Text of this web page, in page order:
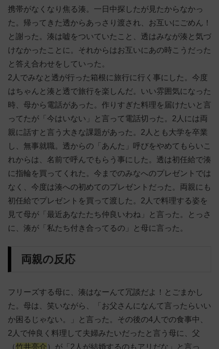
携帯がなくなり焦る湊。一日中探したが見たからなかっ
た。帰ってきた透からあっさり渡され、お互いにごめん！
と謝った。湊は嘘をついていたこと、透はみなが湊と気づ
けなかったことに。それからはお互いにあの時こうだった
と答え合わせをしていった。
2人でみなと透が行った箱根に旅行に行く事にした。今度
はちゃんと湊と透で旅行を楽しんだ。いい雰囲気になった
時、母から電話があった。作りすぎた料理を届けたいと言
ってたが「今はいない」と言って電話切った。2人には両
親に話すと言う大きな課題があった。2人とも大学を卒業
し、無事就職。透からの「あんた」呼びをやめてもらいこ
れからは、名前で呼んでもらう事にした。透は初任給で湊
に指輪を買ってくれた。今までのみなへのプレゼントでは
なく、今度は湊への初めてのプレゼントだった。両親にも
初任給でプレゼントを買って渡した。2人で料理する姿を
見て母が「最近あなたたち仲良いわね」と言った。とっさ
に、湊が「私たち付き合ってるの」と母に言った。
両親の反応
フリーズする母に、湊はなーんて冗談だよ！とごまかし
た。母は、笑いながら、「お父さんになんて言ったらいい
か困るじゃない。」と言った。その後の4人での食事中、
2人で仲良く料理して夫婦みたいだったと言う母に、父
（竹井亮介 ）が「2 人が結婚するのもアリだな」と言っ